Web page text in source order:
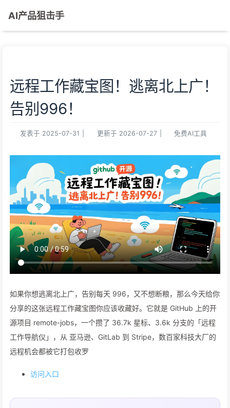
AI产品狙击手
远程工作藏宝图！逃离北上广！
告别996！
发表于 2025-07-31 更新于 2026-07-27 免费AI工具
如果你想逃离北上广，告别每天 996，又不想断粮，那么今天给你
分享的这张远程工作藏宝图你应该收藏好。它就是 GitHub 上的开
源项目 remote-jobs，一个攒了 36.7k 星标、3.6k 分支的「远程
工作导航仪」，从 亚马逊、GitLab 到 Stripe，数百家科技大厂的
远程机会都被它打包收罗
访问入口